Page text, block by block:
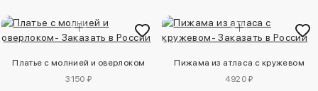
Платье с молнией и оверлоком
3150 ₽
Пижама из атласа с кружевом
4920 ₽